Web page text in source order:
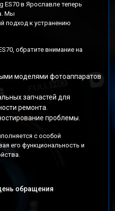
ES70 в Ярославле теперь
Мы
подход к устранению
обратите внимание на
моделями фотоаппаратов
запчастей для
ремонта.
проблемы.
с особой
его функциональность и
обращения